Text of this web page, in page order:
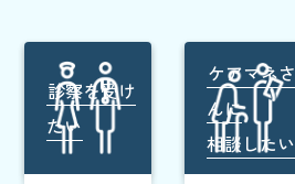
診察を受け
たい
ケアマネさ
んに
相談したい